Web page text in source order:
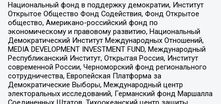
Национальный фонд в поддержку демократии, Институт
Открытое Общество Фонд Содействия, Фонд Открытое
общество, Американо-российский фонд по
экономическому и правовому развитию, Национальный
Демократический Институт Международных Отношений,
MEDIA DEVELOPMENT INVESTMENT FUND, Международный
Республиканский Институт, Открытая Россия, Институт
современной России, Черноморский фонд регионального
сотрудничества, Европейская Платформа за
Демократические Выборы, Международный центр
электоральных исследований, Германский фонд Маршалла